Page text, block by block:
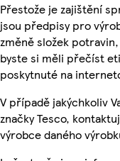
Přestože je zajištění
jsou předpisy pro
změně složek
byste si měli přečíst
poskytnuté na
V případě jakýchkoliv
značky Tesco,
výrobce daného